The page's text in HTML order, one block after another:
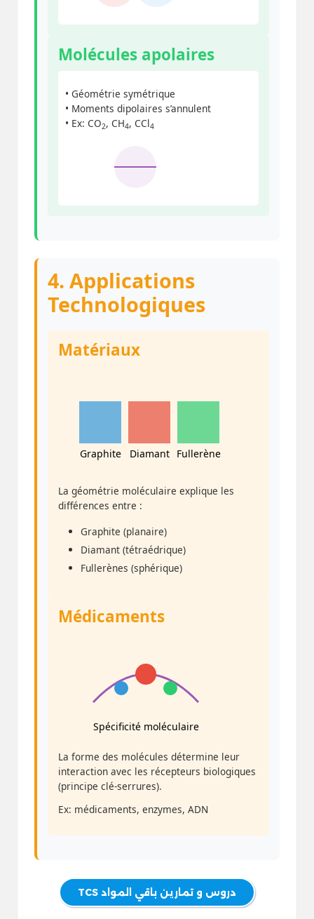
Molécules apolaires
• Géométrie symétrique
• Moments dipolaires s’annulent
• Ex: CO2, CH4, CCl4
4. Applications
Technologiques
Matériaux
Graphite Diamant Fullerène
La géométrie moléculaire explique les
différences entre :
Graphite (planaire)
Diamant (tétraédrique)
Fullerènes (sphérique)
Médicaments
Spécificité moléculaire
La forme des molécules détermine leur
interaction avec les récepteurs biologiques
(principe clé-serrures).
Ex: médicaments, enzymes, ADN
دروس و تمارين باقي المواد TCS